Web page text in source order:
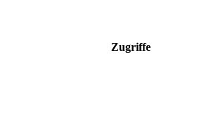
Zugriffe